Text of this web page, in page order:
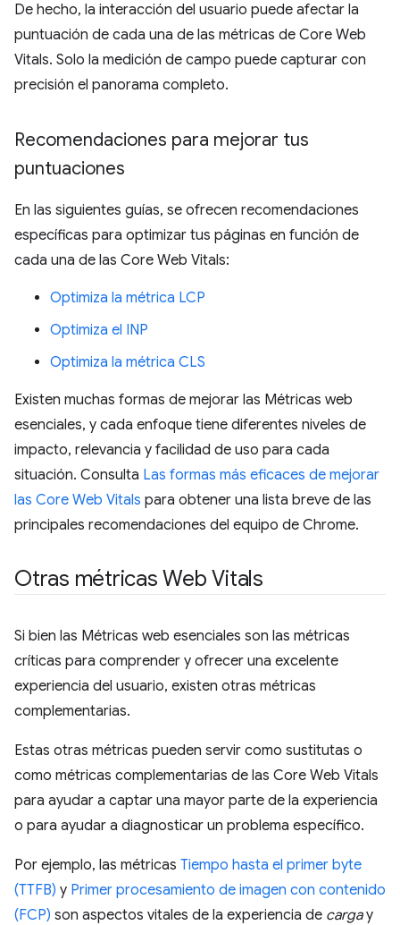
De hecho, la interacción del usuario puede afectar la
puntuación de cada una de las métricas de Core Web
Vitals. Solo la medición de campo puede capturar con
precisión el panorama completo.
Recomendaciones para mejorar tus
puntuaciones
En las siguientes guías, se ofrecen recomendaciones
específicas para optimizar tus páginas en función de
cada una de las Core Web Vitals:
Optimiza la métrica LCP
Optimiza el INP
Optimiza la métrica CLS
Existen muchas formas de mejorar las Métricas web
esenciales, y cada enfoque tiene diferentes niveles de
impacto, relevancia y facilidad de uso para cada
situación. Consulta Las formas más eficaces de mejorar
las Core Web Vitals para obtener una lista breve de las
principales recomendaciones del equipo de Chrome.
Otras métricas Web Vitals
Si bien las Métricas web esenciales son las métricas
críticas para comprender y ofrecer una excelente
experiencia del usuario, existen otras métricas
complementarias.
Estas otras métricas pueden servir como sustitutas o
como métricas complementarias de las Core Web Vitals
para ayudar a captar una mayor parte de la experiencia
o para ayudar a diagnosticar un problema específico.
Por ejemplo, las métricas Tiempo hasta el primer byte
(TTFB) y Primer procesamiento de imagen con contenido
(FCP) son aspectos vitales de la experiencia de cargay